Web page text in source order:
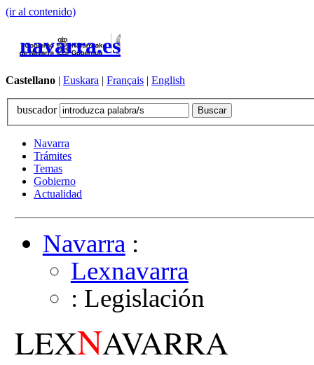
(ir al contenido)
navarra.es
Castellano | Euskara | Français | English
buscador
Navarra
Trámites
Temas
Gobierno
Actualidad
Navarra:
Lexnavarra
: Legislación
LEXNAVARRA